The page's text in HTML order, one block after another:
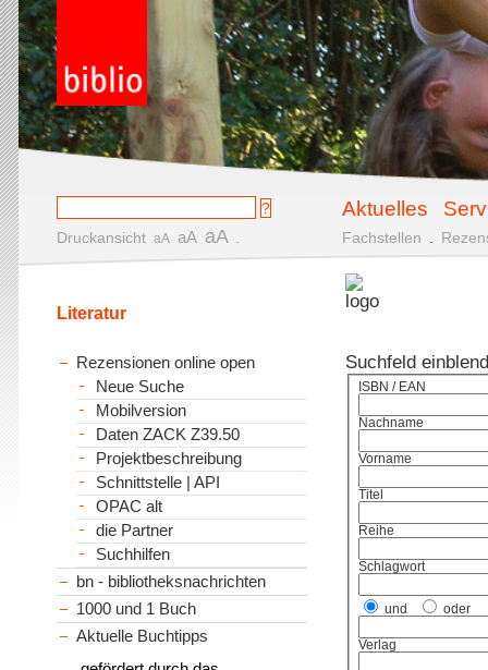
Aktuelles
Druckansicht aA aA aA Fachstellen
Suchfeld
ISBN / EAN
Nachname
Vorname
Titel
Reihe
Schlagwort
und oder
Verlag
Literatur
Rezensionen online open
Neue Suche
Mobilversion
Daten ZACK Z39.50
Projektbeschreibung
Schnittstelle | API
OPAC alt
die Partner
Suchhilfen
bn - bibliotheksnachrichten
1000 und 1 Buch
Aktuelle Buchtipps